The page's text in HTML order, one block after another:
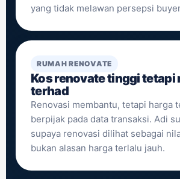
yang tidak melawan persepsi
RUMAH RENOVATE
Kos renovate tinggi tetapi
terhad
Renovasi membantu, tetapi harga
berpijak pada data transaksi. Adi
supaya renovasi dilihat sebagai
bukan alasan harga terlalu jauh.